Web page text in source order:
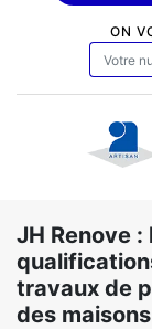
ON
JH Renove
travaux de
des maisons